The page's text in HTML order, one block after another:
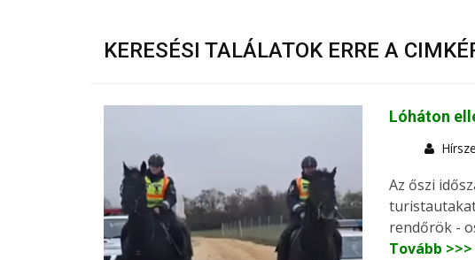
KERESÉSI TALÁLATOK ERRE A
Lóháton
Az őszi
rendőrök -
Tovább >>>